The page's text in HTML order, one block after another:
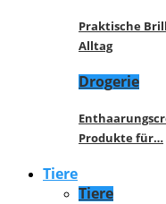
Praktische
Alltag
Drogerie
Produkte für…
Tiere
Tiere